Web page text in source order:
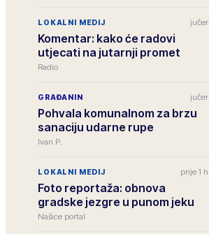
LOKALNI MEDIJ jučer
Komentar: kako će radovi
utjecati na jutarnji promet
Radio
GRAĐANIN jučer
Pohvala komunalnom za brzu
sanaciju udarne rupe
Ivan P.
LOKALNI MEDIJ prije 1 h
Foto reportaža: obnova
gradske jezgre u punom jeku
Našice portal